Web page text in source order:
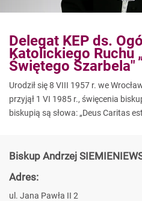
Delegat KEP ds.
Katolickiego Ruchu
Świętego Szarbela"
Urodził się 8 VIII 1957 r. we
przyjął 1 VI 1985 r., święcenia
biskupią są słowa: „Deus Caritas
Biskup Andrzej
Adres:
ul. Jana Pawła II 2